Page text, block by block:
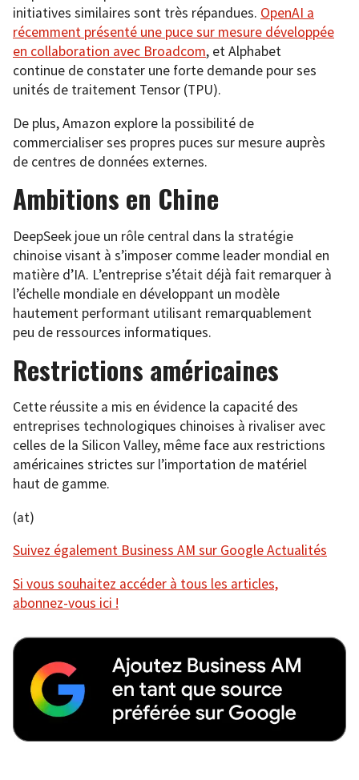
initiatives similaires sont très répandues. OpenAI a
récemment présenté une puce sur mesure développée
en collaboration avec Broadcom, et Alphabet
continue de constater une forte demande pour ses
unités de traitement Tensor (TPU).
De plus, Amazon explore la possibilité de
commercialiser ses propres puces sur mesure auprès
de centres de données externes.
Ambitions en Chine
DeepSeek joue un rôle central dans la stratégie
chinoise visant à s’imposer comme leader mondial en
matière d’IA. L’entreprise s’était déjà fait remarquer à
l’échelle mondiale en développant un modèle
hautement performant utilisant remarquablement
peu de ressources informatiques.
Restrictions américaines
Cette réussite a mis en évidence la capacité des
entreprises technologiques chinoises à rivaliser avec
celles de la Silicon Valley, même face aux restrictions
américaines strictes sur l’importation de matériel
haut de gamme.
(at)
Suivez également Business AM sur Google Actualités
Si vous souhaitez accéder à tous les articles,
abonnez-vous ici !